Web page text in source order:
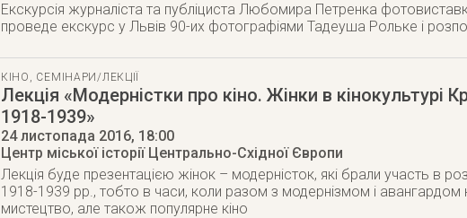
Екскурсія журналіста та публіциста Любомира Петренка
проведе екскурс у Львів 90-их фотографіями Тадеуша Рольке і
КІНО , СЕМІНАРИ/ЛЕКЦІЇ
Лекція «Модерністки про кіно. Жінки в кінокультурі
1918-1939»
24 листопада 2016, 18:00
Центр міської історії Центрально-Східної Європи
Лекція буде презентацією жінок – модерністок, які брали участь в
1918-1939 рр., тобто в часи, коли разом з модернізмом і авангардом
мистецтво, але також популярне кіно